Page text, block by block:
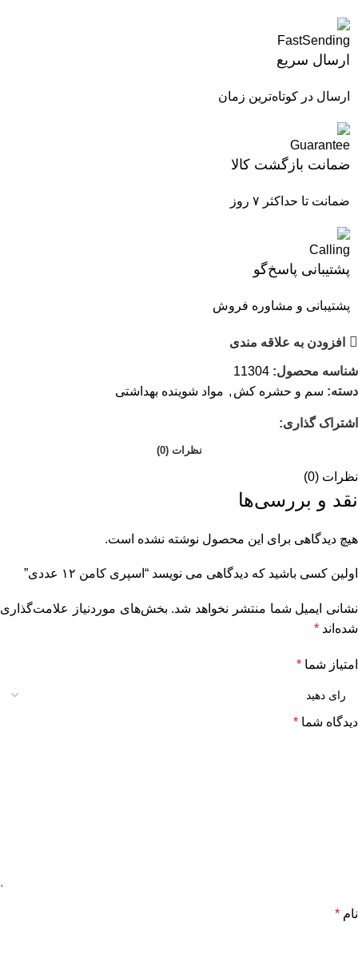
ارسال سریع
ارسال در کوتاه‌ترین زمان
ضمانت بازگشت کالا
ضمانت تا حداکثر ۷ روز
پشتیبانی پاسخ‌گو
پشتیبانی و مشاوره فروش
افزودن به علاقه مندی
شناسه محصول: 11304
دسته: سم و حشره کش , مواد شوینده بهداشتی
اشتراک گذاری:
نظرات (0)
نظرات (0)
نقد و بررسی‌ها
هیچ دیدگاهی برای این محصول نوشته نشده است.
اولین کسی باشید که دیدگاهی می نویسد “اسپری کامن ۱۲ عددی”
نشانی ایمیل شما منتشر نخواهد شد. بخش‌های موردنیاز علامت‌گذاری
شده‌اند *
امتیاز شما *
دیدگاه شما *
نام *